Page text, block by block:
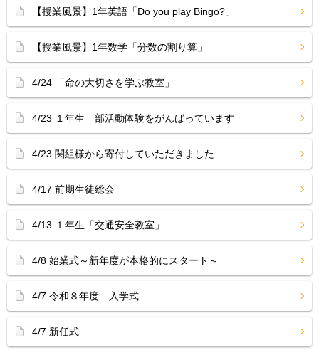
【授業風景】1年英語「Do you play Bingo?」
【授業風景】1年数学「分数の割り算」
4/24 「命の大切さを学ぶ教室」
4/23 １年生 部活動体験をがんばっています
4/23 関組様から寄付していただきました
4/17 前期生徒総会
4/13 １年生「交通安全教室」
4/8 始業式～新年度が本格的にスタート～
4/7 令和８年度 入学式
4/7 新任式